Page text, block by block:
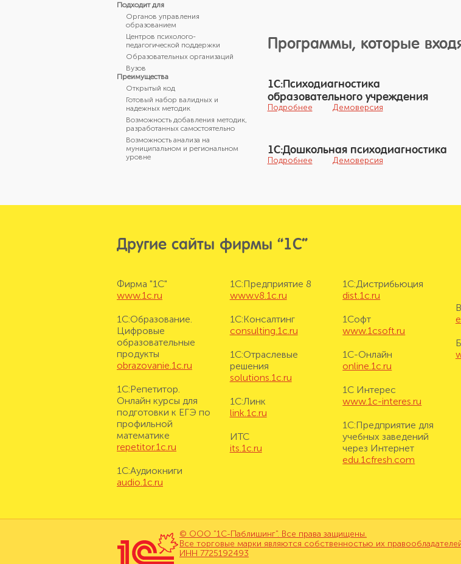
Подходит для
Органов управления
образованием
Центров психолого-
педагогической поддержки
Образовательных организаций
Вузов
Преимущества
Открытый код
Готовый набор валидных и
надежных методик
Возможность добавления методик,
разработанных самостоятельно
Возможность анализа на
муниципальном и региональном
уровне
Программы, которые
1С:Психодиагностика
образовательного учреждения
Подробнее Демоверсия
1С:Дошкольная психодиагностика
Подробнее Демоверсия
Другие сайты фирмы “1С”
Фирма "1С"
www.1c.ru
1С:Образование.
Цифровые
образовательные
продукты
obrazovanie.1c.ru
1С:Репетитор.
Онлайн курсы для
подготовки к ЕГЭ по
профильной
математике
repetitor.1c.ru
1С:Аудиокниги
audio.1c.ru
1С:Предприятие 8
www.v8.1c.ru
1С:Консалтинг
consulting.1c.ru
1С:Отраслевые
решения
solutions.1c.ru
1С:Линк
link.1c.ru
ИТС
its.1c.ru
1С:Дистрибьюция
dist.1c.ru
1Софт
www.1csoft.ru
1С-Онлайн
online.1c.ru
1С Интерес
www.1c-interes.ru
1С:Предприятие для
учебных заведений
через Интернет
edu.1cfresh.com
© ООО "1С-Паблишинг". Все права защищены.
Все торговые марки являются собственностью их
ИНН 7725192493